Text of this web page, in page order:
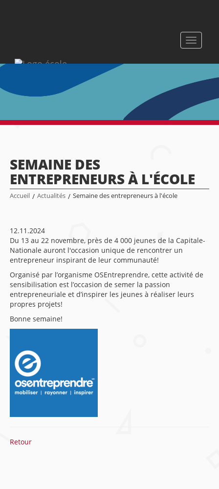
Toggle
SEMAINE DES
ENTREPRENEURS À L'ÉCOLE
Accueil / Actualités / Semaine des entrepreneurs à l'école
12.11.2024
Du 13 au 22 novembre, près de 4 000 jeunes de la Capitale-
Nationale auront l'occasion unique de rencontrer un
entrepreneur inspirant de leur communauté!
Organisé par l’organisme OSEntreprendre, cette activité de
sensibilisation est l’occasion de semer la passion
entrepreneuriale et d’inspirer les jeunes à réaliser leurs
propres projets!
Bonne semaine!
Retour